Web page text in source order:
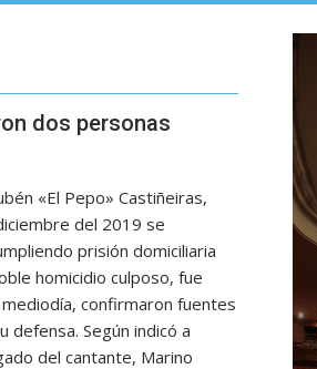
dos personas
«El Pepo» Castiñeiras,
del 2019 se
prisión domiciliaria
homicidio culposo, fue
confirmaron fuentes
defensa. Según indicó a
del cantante, Marino